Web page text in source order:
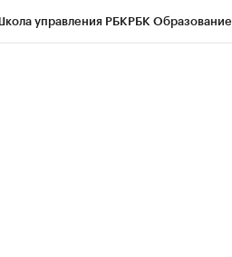
управления РБКРБК Образование